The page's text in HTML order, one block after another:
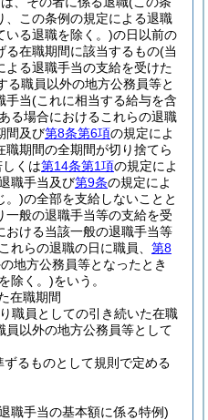
、この条例の規定による退職
いる退職を除く。)の日以前の
る在職期間に該当するもの(当
る退職手当の支給を受けた
る職員以外の地方公務員等と
手当(これに相当する給与を含
る場合におけるこれらの退職
間及び第8条第6項の規定によ
職期間の全期間が切り捨てら
しくは第14条第1項の規定によ
職手当及び第9条の規定によ
。)の全部を支給しないことと
般の退職手当等の支給を受
おける当該一般の退職手当等
れらの退職の日に職員、 第8
地方公務員等となったとき
を除く。)をいう。
在職期間
職員としての引き続いた在職
員以外の地方公務員等として
ずるものとして規則で定める
職手当の基本額に係る特例)